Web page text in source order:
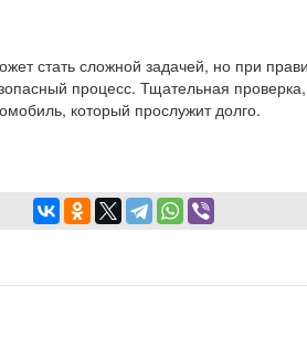
стать сложной задачей, но при
процесс. Тщательная
который прослужит долго.